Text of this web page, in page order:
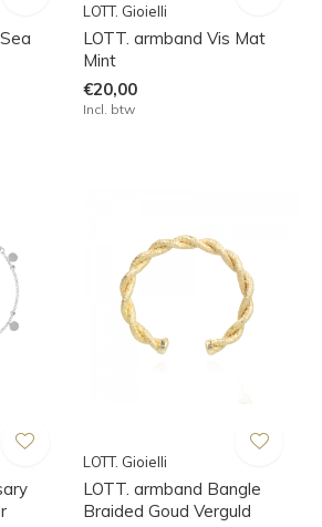
LOTT. Gioielli
LOTT. armband Vis Mat
Mint
€20,00
Incl. btw
LOTT. Gioielli
LOTT. armband Bangle
Braided Goud Verguld